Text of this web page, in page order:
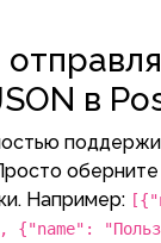
в
Например:
{"name":